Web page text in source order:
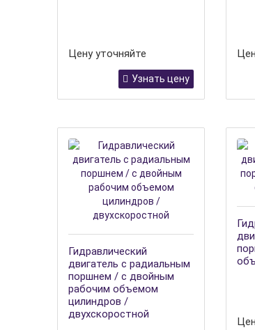
Цену уточняйте
Узнать цену
Гидравлический
двигатель с радиальным
поршнем / с двойным
рабочим объемом
цилиндров /
двухскоростной